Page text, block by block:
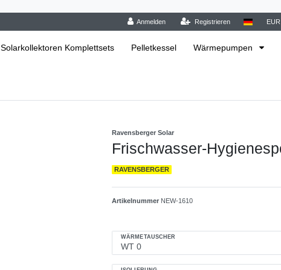
Anmelden Registrieren EUR
Solarkollektoren Komplettsets Pelletkessel Wärmepumpen
Ravensberger Solar
Frischwasser-
RAVENSBERGER
Artikelnummer NEW-1610
WÄRMETAUSCHER